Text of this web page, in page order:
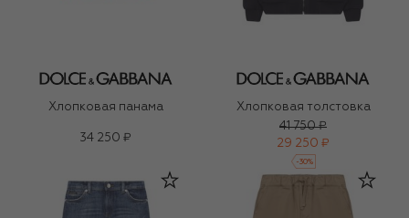
Хлопковая панама
34 250 ₽
Хлопковая толстовка
41 750 ₽
29 250 ₽
-30%